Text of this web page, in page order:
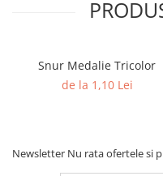
Trofee Personalizate
Tematica Tricolor
Pompieri
Snur Medalie Tricolor
de la 1,10 Lei
Newsletter Nu rata ofertele si